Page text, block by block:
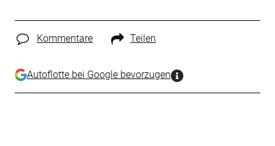
Kommentare Teilen
Autoflotte bei Google bevorzugen